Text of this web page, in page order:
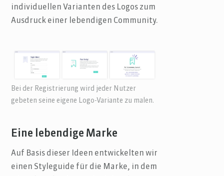
individuellen Varianten des Logos zum
Ausdruck einer lebendigen Community.
Bei der Registrierung wird jeder Nutzer
gebeten seine eigene Logo-Variante zu malen.
Eine lebendige Marke
Auf Basis dieser Ideen entwickelten wir
einen Styleguide für die Marke, in dem